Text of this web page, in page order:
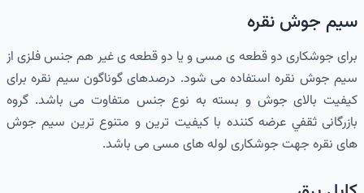
سیم جوش نقره
برای جوشکاری دو قطعه ی مسی و یا دو قطعه ی غیر هم جنس فلزی از
سیم جوش نقره استفاده می شود. درصدهای گوناگون سیم نقره برای
کیفیت بالای جوش و بسته به نوع جنس متفاوت می باشد. گروه
بازرگانی ثقفي عرضه کننده با کیفیت ترین و متنوع ترین سیم جوش
های نقره جهت جوشکاری لوله های مسی می باشد.